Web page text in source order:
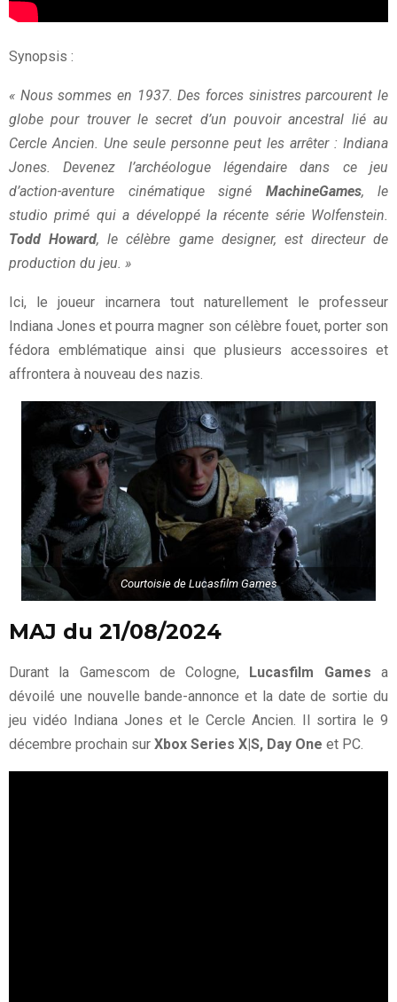
Synopsis :
« Nous sommes en 1937. Des forces sinistres parcourent le
globe pour trouver le secret d’un pouvoir ancestral lié au
Cercle Ancien. Une seule personne peut les arrêter : Indiana
Jones. Devenez l’archéologue légendaire dans ce jeu
d’action-aventure cinématique signé MachineGames, le
studio primé qui a développé la récente série Wolfenstein.
Todd Howard, le célèbre game designer, est directeur de
production du jeu. »
Ici, le joueur incarnera tout naturellement le professeur
Indiana Jones et pourra magner son célèbre fouet, porter son
fédora emblématique ainsi que plusieurs accessoires et
affrontera à nouveau des nazis.
Courtoisie de Lucasfilm Games
MAJ du 21/08/2024
Durant la Gamescom de Cologne, Lucasfilm Games a
dévoilé une nouvelle bande-annonce et la date de sortie du
jeu vidéo Indiana Jones et le Cercle Ancien. Il sortira le 9
décembre prochain sur Xbox Series X|S, Day One et PC.